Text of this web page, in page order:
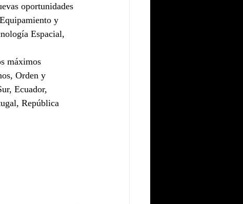
oportunidades
y
Espacial,
máximos
Orden y
Ecuador,
República